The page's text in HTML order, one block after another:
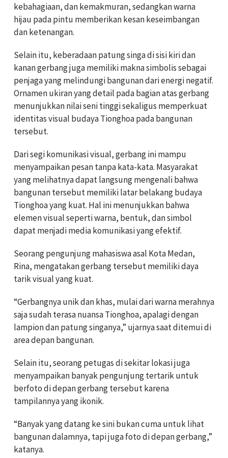
kebahagiaan, dan kemakmuran, sedangkan warna
hijau pada pintu memberikan kesan keseimbangan
dan ketenangan.
Selain itu, keberadaan patung singa di sisi kiri dan
kanan gerbang juga memiliki makna simbolis sebagai
penjaga yang melindungi bangunan dari energi negatif.
Ornamen ukiran yang detail pada bagian atas gerbang
menunjukkan nilai seni tinggi sekaligus memperkuat
identitas visual budaya Tionghoa pada bangunan
tersebut.
Dari segi komunikasi visual, gerbang ini mampu
menyampaikan pesan tanpa kata-kata. Masyarakat
yang melihatnya dapat langsung mengenali bahwa
bangunan tersebut memiliki latar belakang budaya
Tionghoa yang kuat. Hal ini menunjukkan bahwa
elemen visual seperti warna, bentuk, dan simbol
dapat menjadi media komunikasi yang efektif.
Seorang pengunjung mahasiswa asal Kota Medan,
Rina, mengatakan gerbang tersebut memiliki daya
tarik visual yang kuat.
“Gerbangnya unik dan khas, mulai dari warna merahnya
saja sudah terasa nuansa Tionghoa, apalagi dengan
lampion dan patung singanya,” ujarnya saat ditemui di
area depan bangunan.
Selain itu, seorang petugas di sekitar lokasi juga
menyampaikan banyak pengunjung tertarik untuk
berfoto di depan gerbang tersebut karena
tampilannya yang ikonik.
“Banyak yang datang ke sini bukan cuma untuk lihat
bangunan dalamnya, tapi juga foto di depan gerbang,”
katanya.